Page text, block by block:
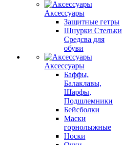
Аксессуары
Защитные гетры
Шнурки Стельки
Средсва для
обуви
Аксессуары
Баффы,
Балаклавы,
Шарфы,
Подшлемники
Бейсболки
Маски
горнолыжные
Носки